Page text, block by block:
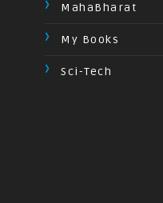
MahaBharat
My Books
Sci-Tech